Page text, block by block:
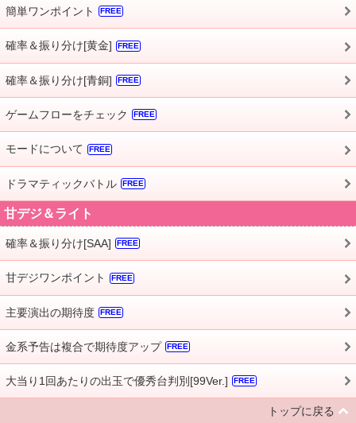
簡単ワンポイント FREE
確率＆振り分け[黄金] FREE
確率＆振り分け[青銅] FREE
ゲームフローをチェック FREE
モードについて FREE
ドラマティックバトル FREE
甘デジ＆ライト
確率＆振り分け[SAA] FREE
甘デジワンポイント FREE
主要演出の期待度 FREE
金系予告は複合で期待度アップ FREE
大当り1回あたりの出玉で優秀台判別[99Ver.] FREE
トップに戻る